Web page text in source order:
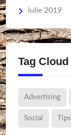
iulie 2019
Tag Cloud
Advertising
Social Tips